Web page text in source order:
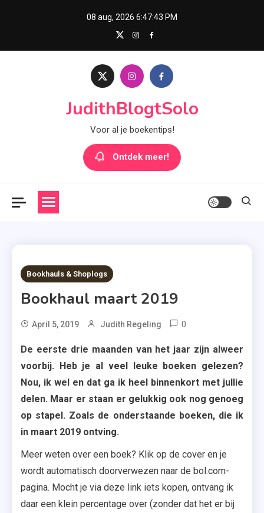
08 aug, 2026 6:47:44 PM
JudithBlogtSolo
Voor al je boekentips!
Ontdek meer!
4 MINS READ
Bookhauls & Shoplogs
Bookhaul maart 2019
April 5, 2019 Judith Regeling 0
,
Bookhaul
Maart
2019
,
Asians
,
Ik
Houd
De eerste drie maanden van het jaar zijn alweer
voorbij. Heb je al veel leuke boeken gelezen?
Nou, ik wel en dat ga ik heel binnenkort met jullie
delen. Maar er staan er gelukkig ook nog genoeg
op stapel. Zoals de onderstaande boeken, die ik
in maart 2019 ontving.
Meer weten over een boek? Klik op de cover en je
wordt automatisch doorverwezen naar de bol.com-
pagina. Mocht je via deze link iets kopen, ontvang ik
daar een klein percentage over (zonder dat het er bij